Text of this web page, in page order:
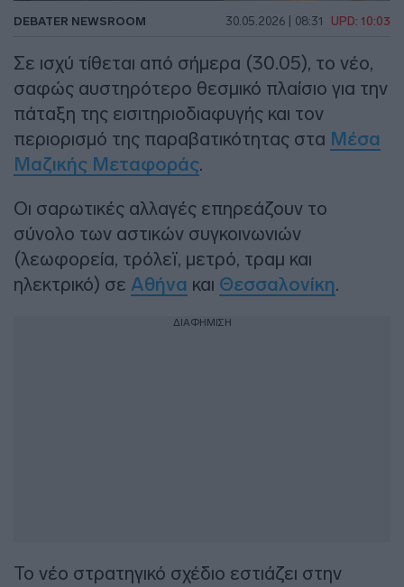
DEBATER NEWSROOM 30.05.2026 | 08:31 UPD: 10:03
Σε ισχύ τίθεται από σήμερα (30.05), το νέο,
σαφώς αυστηρότερο θεσμικό πλαίσιο για την
πάταξη της εισιτηριοδιαφυγής και τον
περιορισμό της παραβατικότητας στα Μέσα
Μαζικής Μεταφοράς.
Οι σαρωτικές αλλαγές επηρεάζουν το
σύνολο των αστικών συγκοινωνιών
(λεωφορεία, τρόλεϊ, μετρό, τραμ και
ηλεκτρικό) σε Αθήνα και Θεσσαλονίκη.
ΔΙΑΦΗΜΙΣΗ
Το νέο στρατηγικό σχέδιο εστιάζει στην